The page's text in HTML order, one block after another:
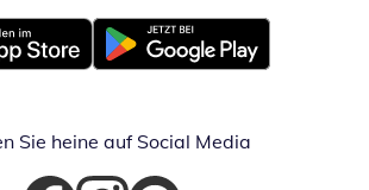
neuem FensterÖffnet in neuem Fenster
Sie heine auf Social Media